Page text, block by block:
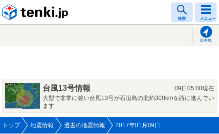
検索 メニュー
現在地
台風13号情報
09日05:00現在
大型で非常に強い台風13号が石垣島の北約300kmを西に進んでい
ます
トップ 地震情報 過去の地震情報 2017年01月09日